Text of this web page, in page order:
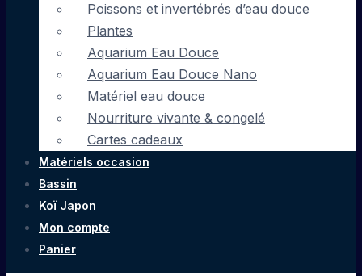
Poissons et invertébrés d’eau douce
Plantes
Aquarium Eau Douce
Aquarium Eau Douce Nano
Matériel eau douce
Nourriture vivante & congelé
Cartes cadeaux
Matériels occasion
Bassin
Koï Japon
Mon compte
Panier